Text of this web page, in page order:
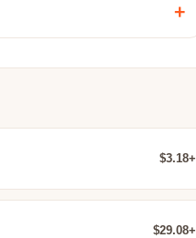
+
$3.18+
$29.08+